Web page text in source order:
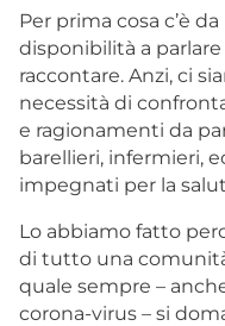
Per prima cosa c’è
disponibilità a
raccontare. Anzi, ci
necessità di
e ragionamenti da
barellieri, infermieri,
impegnati per la
Lo abbiamo fatto
di tutto una
quale sempre –
corona-virus – si